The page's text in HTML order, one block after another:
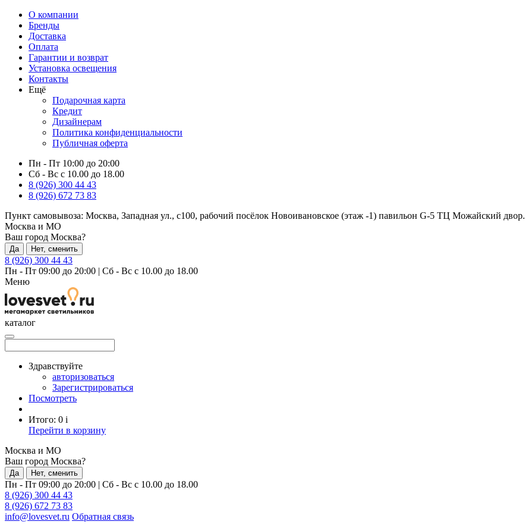
О компании
Бренды
Доставка
Оплата
Гарантии и возврат
Установка освещения
Контакты
Ещё
Подарочная карта
Кредит
Дизайнерам
Политика конфиденциальности
Публичная оферта
Пн - Пт 10:00 до 20:00
Сб - Вс с 10.00 до 18.00
8 (926) 300 44 43
8 (926) 672 73 83
Пункт самовывоза: Москва, Западная ул., с100, рабочий посёлок Новоивановское (этаж -1) павильон G-5 ТЦ Можайский двор.
Москва и МО
Ваш город Москва?
Да Нет, сменить
8 (926) 300 44 43
Пн - Пт 09:00 до 20:00 | Сб - Вс с 10.00 до 18.00
Меню
каталог
Здравствуйте
авторизоваться
Зарегистрироваться
Посмотреть
Итого: 0 i
Перейти в корзину
Москва и МО
Ваш город Москва?
Да Нет, сменить
Пн - Пт 09:00 до 20:00 | Сб - Вс с 10.00 до 18.00
8 (926) 300 44 43
8 (926) 672 73 83
info@lovesvet.ru Обратная связь